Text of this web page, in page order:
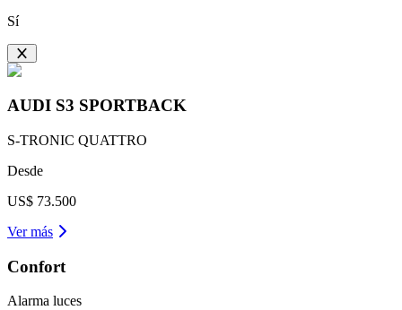
Sí
AUDI S3 SPORTBACK
S-TRONIC QUATTRO
Desde
US$ 73.500
Ver más
Confort
Alarma luces